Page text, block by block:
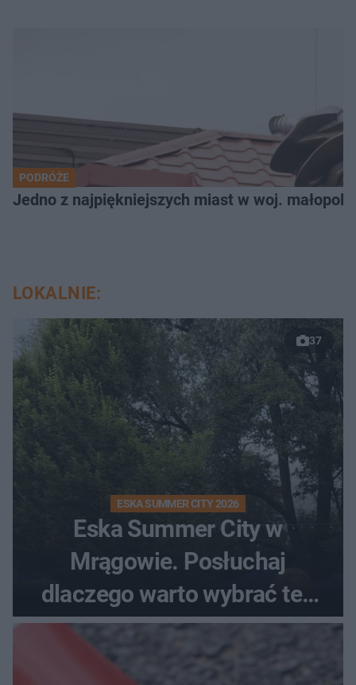
PODRÓŻE
Jedno z najpiękniejszych miast w woj.
LOKALNIE:
37
ESKA SUMMER CITY 2026
Eska Summer City w
Mrągowie. Posłuchaj
dlaczego warto wybrać ten
kierunek na urlop!